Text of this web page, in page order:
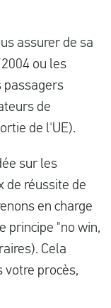
assurer de sa
ou les
passagers
de
de l'UE).
sur les
de réussite de
en charge
principe "no win,
Cela
votre procès,